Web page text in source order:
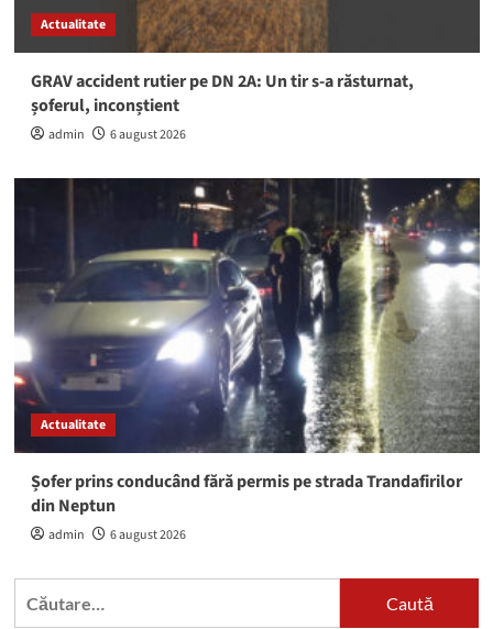
Actualitate
GRAV accident rutier pe DN 2A: Un tir s-a răsturnat,
șoferul, inconștient
admin 6 august 2026
Actualitate
Șofer prins conducând fără permis pe strada Trandafirilor
din Neptun
admin 6 august 2026
Caută